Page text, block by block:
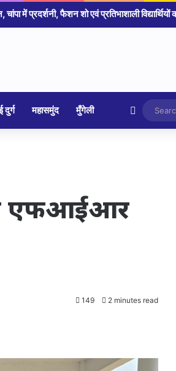
ने किया 4 आरोपी गिरफ्तार आज होगा खुलासा
दुर्ग महासमुंद मुँगेली
एफआईआर
149 2 minutes read